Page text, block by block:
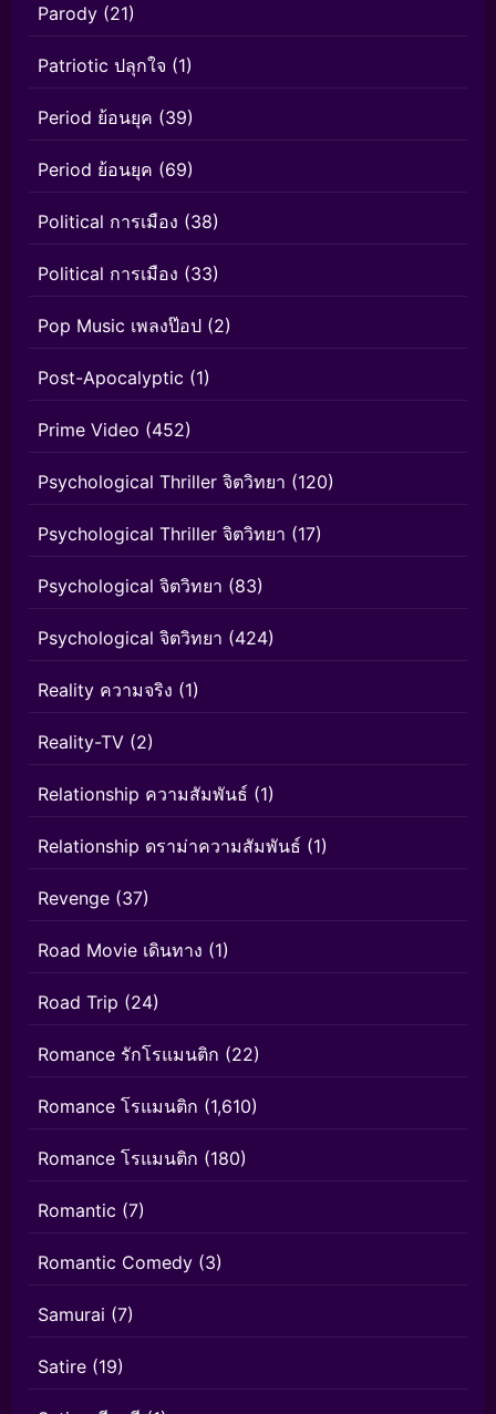
Parody (21)
Patriotic ปลุกใจ (1)
Period ย้อนยุค (39)
Period ย้อนยุค (69)
Political การเมือง (38)
Political การเมือง (33)
Pop Music เพลงป๊อป (2)
Post-Apocalyptic (1)
Prime Video (452)
Psychological Thriller จิตวิทยา (120)
Psychological Thriller จิตวิทยา (17)
Psychological จิตวิทยา (83)
Psychological จิตวิทยา (424)
Reality ความจริง (1)
Reality-TV (2)
Relationship ความสัมพันธ์ (1)
Relationship ดราม่าความสัมพันธ์ (1)
Revenge (37)
Road Movie เดินทาง (1)
Road Trip (24)
Romance รักโรแมนติก (22)
Romance โรแมนติก (1,610)
Romance โรแมนติก (180)
Romantic (7)
Romantic Comedy (3)
Samurai (7)
Satire (19)